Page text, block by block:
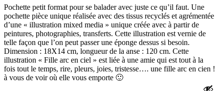
Pochette petit format pour se balader avec juste ce qu’il faut. Une
pochette pièce unique réalisée avec des tissus recyclés et agrémentée
d’une « illustration mixed media » unique créée avec à partir de
peintures, photographies, transferts. Cette illustration est vernie de
telle façon que l’on peut passer une éponge dessus si besoin.
Dimension : 18X14 cm, longueur de la anse : 120 cm. Cette
illustration « Fille arc en ciel » est liée à une amie qui est tout à la
fois tout le temps, rire, pleurs, joies, tristesse…. une fille arc en cien !
à vous de voir où elle vous emporte 🙂